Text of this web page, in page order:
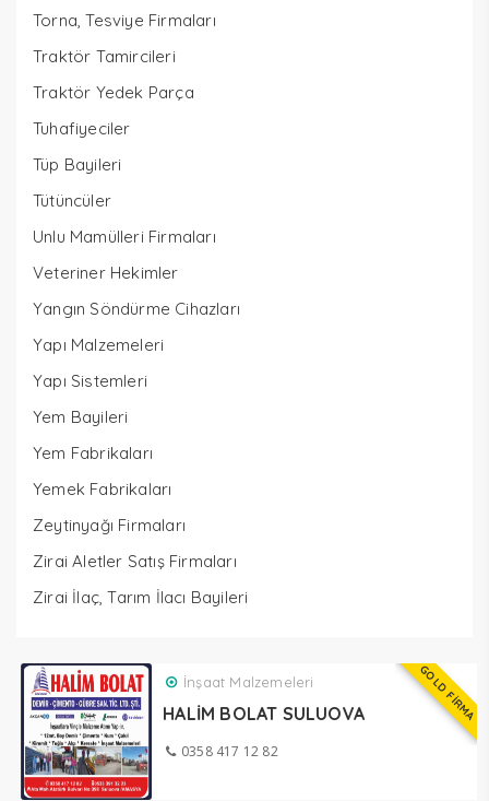
Torna, Tesviye Firmaları
Traktör Tamircileri
Traktör Yedek Parça
Tuhafiyeciler
Tüp Bayileri
Tütüncüler
Unlu Mamülleri Firmaları
Veteriner Hekimler
Yangın Söndürme Cihazları
Yapı Malzemeleri
Yapı Sistemleri
Yem Bayileri
Yem Fabrikaları
Yemek Fabrikaları
Zeytinyağı Firmaları
Zirai Aletler Satış Firmaları
Zirai İlaç, Tarım İlacı Bayileri
GOLD FİRMA
İnşaat Malzemeleri
HALİM BOLAT SULUOVA
0358 417 12 82